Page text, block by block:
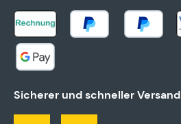
Sicherer und schneller Versand